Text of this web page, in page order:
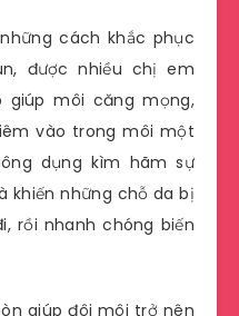
cách khắc phục
được nhiều chị em
giúp môi căng mọng,
vào trong môi một
dụng kìm hãm sự
khiến những chỗ da bị
rồi nhanh chóng biến
giúp đôi môi trở nên